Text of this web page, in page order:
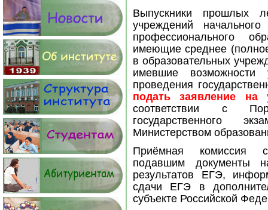
Выпускники прошлых
учреждений
профессионального
имеющие среднее
в образовательных
имевшие
проведения
подать заявление
соответствии с
государственного
Министерством
Приёмная комиссия
подавшим документы
результатов ЕГЭ,
сдачи ЕГЭ в
субъекте Российской